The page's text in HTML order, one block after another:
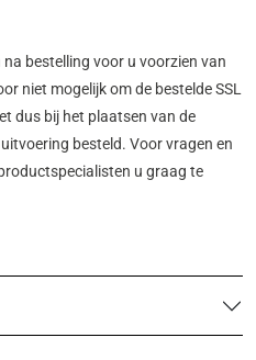
bestelling voor u voorzien van
niet mogelijk om de bestelde SSL
dus bij het plaatsen van de
besteld. Voor vragen en
u graag te